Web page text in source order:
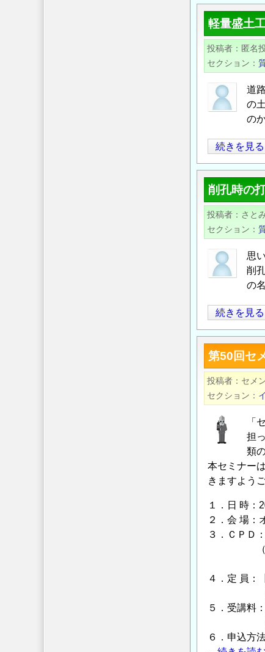
ハ
イ
リ
ッ
形
式
の
お
願
原
子
力
人
材
育
成
事
業
の
令
和
度
公
募
（原
子
力
規
制
庁
事
課）
軽量盛土
投稿者 匿名
セクション
道
の
の
軽
量
盛
土
工
設
計
歩
あ
る
か？
の
続きを見る
削孔時の
投稿者 さと
セクション
思
削
の
削
孔
時
の
打
工
の
続きを見る
第50回セ
投稿者 セメ
セクション
「
担
類
本セミナー
きますよう
１．日 時：
２．会 場：
３．ＣＰＤ
（オンラ
ください
４．定 員：
※定員に
５．受講料
※お申込
６．申込方